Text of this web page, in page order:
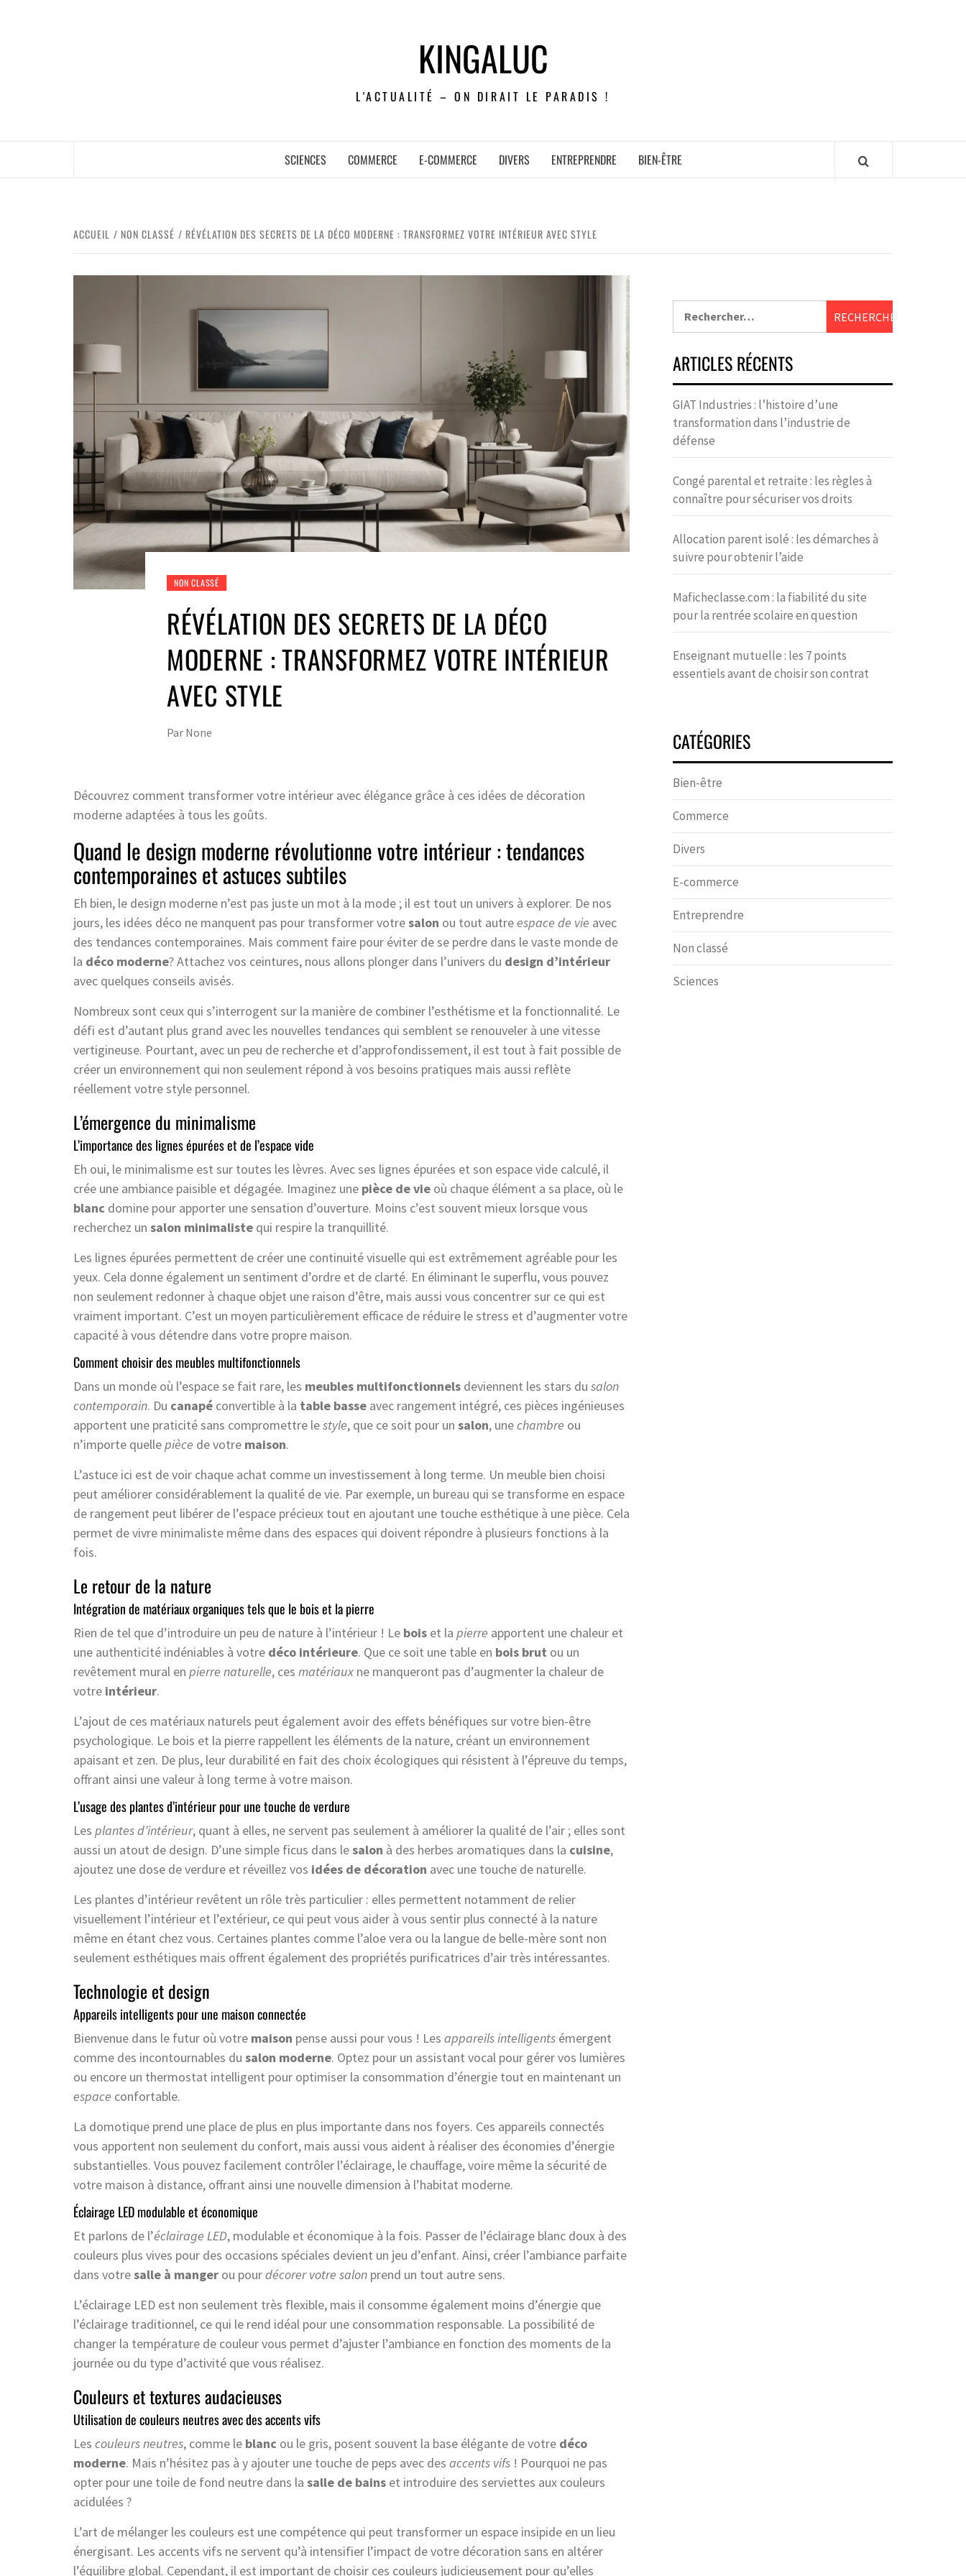
KINGALUC
L'ACTUALITÉ – ON DIRAIT LE PARADIS !
SCIENCES COMMERCE E-COMMERCE DIVERS ENTREPRENDRE BIEN-ÊTRE
ACCUEIL NON CLASSÉ RÉVÉLATION DES SECRETS DE LA DÉCO MODERNE : TRANSFORMEZ VOTRE INTÉRIEUR AVEC STYLE
NON CLASSÉ
RÉVÉLATION DES SECRETS DE LA DÉCO
MODERNE : TRANSFORMEZ VOTRE INTÉRIEUR
AVEC STYLE
Par None
Découvrez comment transformer votre intérieur avec élégance grâce à ces idées de décoration
moderne adaptées à tous les goûts.
Quand le design moderne révolutionne votre intérieur : tendances
contemporaines et astuces subtiles
Eh bien, le design moderne n’est pas juste un mot à la mode ; il est tout un univers à explorer. De nos
jours, les idées déco ne manquent pas pour transformer votresalon ou tout autreespace de vie avec
des tendances contemporaines. Mais comment faire pour éviter de se perdre dans le vaste monde de
la déco moderne? Attachez vos ceintures, nous allons plonger dans l’univers du design d’intérieur
avec quelques conseils avisés.
Nombreux sont ceux qui s’interrogent sur la manière de combiner l’esthétisme et la fonctionnalité. Le
défi est d’autant plus grand avec les nouvelles tendances qui semblent se renouveler à une vitesse
vertigineuse. Pourtant, avec un peu de recherche et d’approfondissement, il est tout à fait possible de
créer un environnement qui non seulement répond à vos besoins pratiques mais aussi reflète
réellement votre style personnel.
L’émergence du minimalisme
L’importance des lignes épurées et de l’espace vide
Eh oui, le minimalisme est sur toutes les lèvres. Avec ses lignes épurées et son espace vide calculé, il
crée une ambiance paisible et dégagée. Imaginez une pièce de vie où chaque élément a sa place, où le
blanc domine pour apporter une sensation d’ouverture. Moins c’est souvent mieux lorsque vous
recherchez un salon minimaliste qui respire la tranquillité.
Les lignes épurées permettent de créer une continuité visuelle qui est extrêmement agréable pour les
yeux. Cela donne également un sentiment d’ordre et de clarté. En éliminant le superflu, vous pouvez
non seulement redonner à chaque objet une raison d’être, mais aussi vous concentrer sur ce qui est
vraiment important. C’est un moyen particulièrement efficace de réduire le stress et d’augmenter votre
capacité à vous détendre dans votre propre maison.
Comment choisir des meubles multifonctionnels
Dans un monde où l’espace se fait rare, les meubles multifonctionnels deviennent les stars du salon
contemporain. Du canapé convertible à la table basse avec rangement intégré, ces pièces ingénieuses
apportent une praticité sans compromettre lestyle, que ce soit pour un salon, unechambre ou
n’importe quellepièce de votre maison.
L’astuce ici est de voir chaque achat comme un investissement à long terme. Un meuble bien choisi
peut améliorer considérablement la qualité de vie. Par exemple, un bureau qui se transforme en espace
de rangement peut libérer de l’espace précieux tout en ajoutant une touche esthétique à une pièce. Cela
permet de vivre minimaliste même dans des espaces qui doivent répondre à plusieurs fonctions à la
fois.
Le retour de la nature
Intégration de matériaux organiques tels que le bois et la pierre
Rien de tel que d’introduire un peu de nature à l’intérieur ! Le bois et la pierre apportent une chaleur et
une authenticité indéniables à votre déco intérieure. Que ce soit une table en bois brut ou un
revêtement mural en pierre naturelle, ces matériaux ne manqueront pas d’augmenter la chaleur de
votre intérieur.
L’ajout de ces matériaux naturels peut également avoir des effets bénéfiques sur votre bien-être
psychologique. Le bois et la pierre rappellent les éléments de la nature, créant un environnement
apaisant et zen. De plus, leur durabilité en fait des choix écologiques qui résistent à l’épreuve du temps,
offrant ainsi une valeur à long terme à votre maison.
L’usage des plantes d’intérieur pour une touche de verdure
Les plantes d’intérieur, quant à elles, ne servent pas seulement à améliorer la qualité de l’air ; elles sont
aussi un atout de design. D’une simple ficus dans lesalon à des herbes aromatiques dans la cuisine,
ajoutez une dose de verdure et réveillez vos idées de décoration avec une touche de naturelle.
Les plantes d’intérieur revêtent un rôle très particulier : elles permettent notamment de relier
visuellement l’intérieur et l’extérieur, ce qui peut vous aider à vous sentir plus connecté à la nature
même en étant chez vous. Certaines plantes comme l’aloe vera ou la langue de belle-mère sont non
seulement esthétiques mais offrent également des propriétés purificatrices d’air très intéressantes.
Technologie et design
Appareils intelligents pour une maison connectée
Bienvenue dans le futur où votre maison pense aussi pour vous ! Les appareils intelligents émergent
comme des incontournables du salon moderne. Optez pour un assistant vocal pour gérer vos lumières
ou encore un thermostat intelligent pour optimiser la consommation d’énergie tout en maintenant un
espace confortable.
La domotique prend une place de plus en plus importante dans nos foyers. Ces appareils connectés
vous apportent non seulement du confort, mais aussi vous aident à réaliser des économies d’énergie
substantielles. Vous pouvez facilement contrôler l’éclairage, le chauffage, voire même la sécurité de
votre maison à distance, offrant ainsi une nouvelle dimension à l’habitat moderne.
Éclairage LED modulable et économique
Et parlons de l’éclairage LED, modulable et économique à la fois. Passer de l’éclairage blanc doux à des
couleurs plus vives pour des occasions spéciales devient un jeu d’enfant. Ainsi, créer l’ambiance parfaite
dans votresalle à manger ou pourdécorer votre salon prend un tout autre sens.
L’éclairage LED est non seulement très flexible, mais il consomme également moins d’énergie que
l’éclairage traditionnel, ce qui le rend idéal pour une consommation responsable. La possibilité de
changer la température de couleur vous permet d’ajuster l’ambiance en fonction des moments de la
journée ou du type d’activité que vous réalisez.
Couleurs et textures audacieuses
Utilisation de couleurs neutres avec des accents vifs
Les couleurs neutres, comme le blanc ou le gris, posent souvent la base élégante de votre déco
moderne. Mais n’hésitez pas à y ajouter une touche de peps avec des accents vifs ! Pourquoi ne pas
opter pour une toile de fond neutre dans la salle de bains et introduire des serviettes aux couleurs
acidulées ?
L’art de mélanger les couleurs est une compétence qui peut transformer un espace insipide en un lieu
énergisant. Les accents vifs ne servent qu’à intensifier l’impact de votre décoration sans en altérer
l’équilibre global. Cependant, il est important de choisir ces couleurs judicieusement pour qu’elles
ARTICLES RÉCENTS
GIAT Industries : l’histoire d’une
transformation dans l’industrie de
défense
Congé parental et retraite : les règles à
connaître pour sécuriser vos droits
Allocation parent isolé : les démarches à
suivre pour obtenir l’aide
Maficheclasse.com : la fiabilité du site
pour la rentrée scolaire en question
Enseignant mutuelle : les 7 points
essentiels avant de choisir son contrat
CATÉGORIES
Bien-être
Commerce
Divers
E-commerce
Entreprendre
Non classé
Sciences